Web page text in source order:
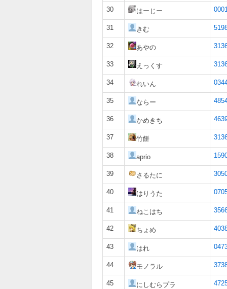
30 はーじー
31 きむ
32 あやの
33 えっくす
34 れいん
35 ならー
36 かめきち
37 竹餅
38 aprio
39 さるたに
40 はりうた
41 ねこはち
42 ちょめ
43 はれ
44 モノラル
45 にしむらプラ